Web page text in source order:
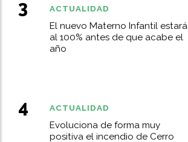
El nuevo Materno Infantil estará
al 100% antes de que acabe el
año
ACTUALIDAD
Evoluciona de forma muy
positiva el incendio de Cerro
ACTUALIDAD